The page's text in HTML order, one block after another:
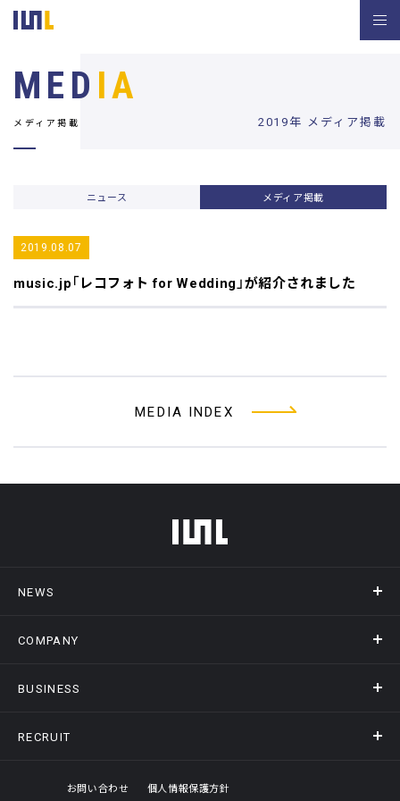
2019年 メディア掲載
MED IA
メディア掲載
ニュース メディア掲載
2019.08.07
music.jp「レコフォト for Wedding」が紹介されました
MEDIA INDEX
フッターメニュー
NEWS
ニュース
COMPANY
会社概要
オフィスギャラリー
BUSINESS
事業情報トップ
RECRUIT
採用情報トップ
お問い合わせ 個人情報保護方針